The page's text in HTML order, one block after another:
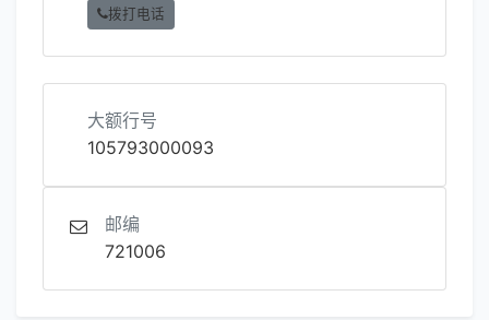
拨打电话
大额行号
105793000093
邮编
721006